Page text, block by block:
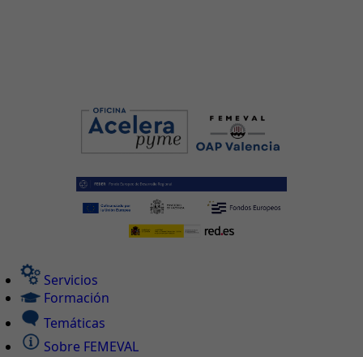
Servicios
Formación
Temáticas
Sobre FEMEVAL